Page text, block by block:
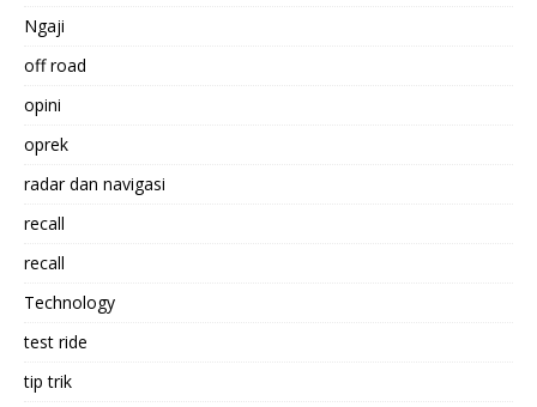
Ngaji
off road
opini
oprek
radar dan navigasi
recall
recall
Technology
test ride
tip trik